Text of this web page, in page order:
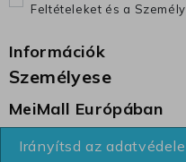
Feltételeket és a
Információk
Személyese
MeiMall Európában
Irányítsd az